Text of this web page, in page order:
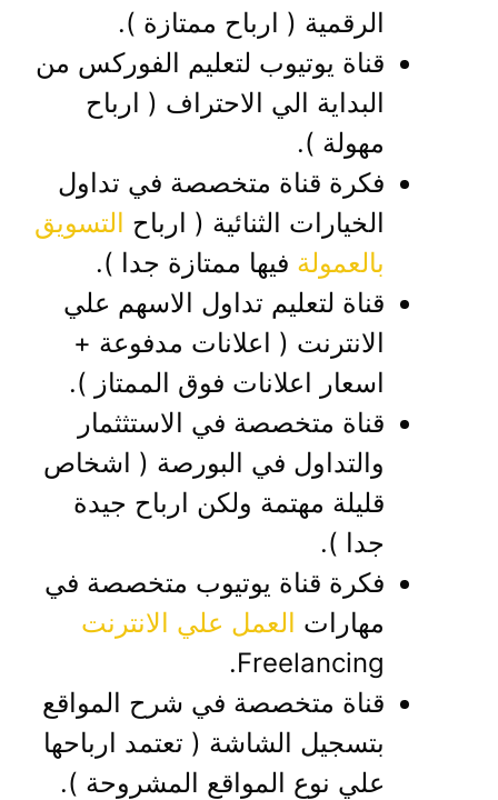
الرقمية ( ارباح ممتازة ).
قناة يوتيوب لتعليم الفوركس من
البداية الي الاحتراف ( ارباح
مهولة ).
فكرة قناة متخصصة في تداول
الخيارات الثنائية ( ارباح التسويق
بالعمولة فيها ممتازة جدا ).
قناة لتعليم تداول الاسهم علي
الانترنت ( اعلانات مدفوعة +
اسعار اعلانات فوق الممتاز ).
قناة متخصصة في الاستثثمار
والتداول في البورصة ( اشخاص
قليلة مهتمة ولكن ارباح جيدة
جدا ).
فكرة قناة يوتيوب متخصصة في
مهارات العمل علي الانترنت
Freelancing.
قناة متخصصة في شرح المواقع
بتسجيل الشاشة ( تعتمد ارباحها
علي نوع المواقع المشروحة ).